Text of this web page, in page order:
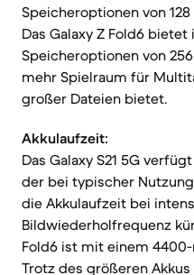
Speicheroptionen von
Das Galaxy Z Fold6 bietet
Speicheroptionen von 256
mehr Spielraum für
großer Dateien bietet.
Akkulaufzeit:
Das Galaxy S21 5G
der bei typischer
die Akkulaufzeit bei
Bildwiederholfrequenz
Fold6 ist mit einem
Trotz des größeren